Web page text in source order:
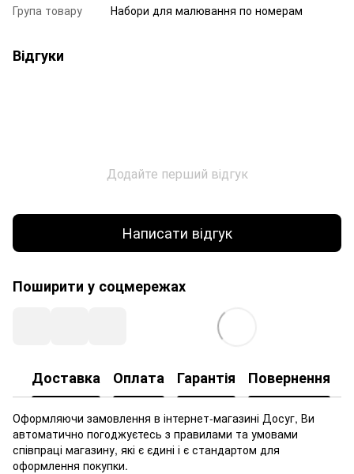
Група товару
Набори для малювання по номерам
Відгуки
Додайте перший відгук
Написати відгук
Поширити у соцмережах
Доставка Оплата Гарантія Повернення
Оформляючи замовлення в інтернет-магазині Досуг, Ви
автоматично погоджуєтесь з правилами та умовами
співпраці магазину, які є єдині і є стандартом для
оформлення покупки.